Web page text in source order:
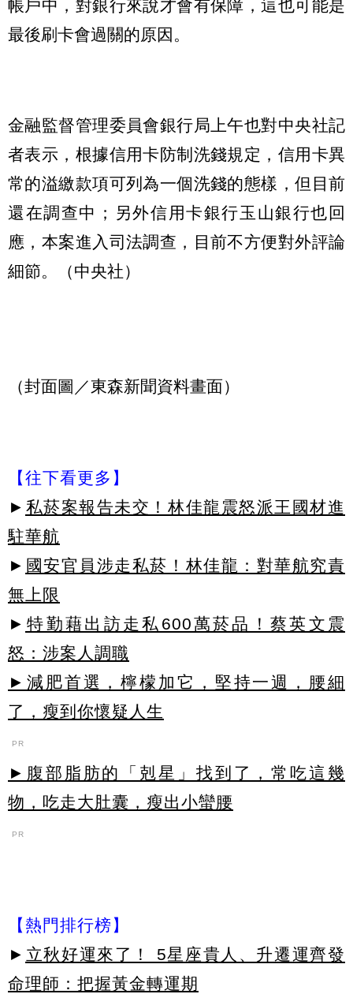
帳戶中，對銀行來說才會有保障，這也可能是
最後刷卡會過關的原因。
金融監督管理委員會銀行局上午也對中央社記
者表示，根據信用卡防制洗錢規定，信用卡異
常的溢繳款項可列為一個洗錢的態樣，但目前
還在調查中；另外信用卡銀行玉山銀行也回
應，本案進入司法調查，目前不方便對外評論
細節。（中央社）
（封面圖／東森新聞資料畫面）
【往下看更多】
► 私菸案報告未交！林佳龍震怒派王國材進
駐華航
► 國安官員涉走私菸！林佳龍：對華航究責
無上限
► 特勤藉出訪走私600萬菸品！蔡英文震
怒：涉案人調職
►減肥首選，檸檬加它，堅持一週，腰細
了，瘦到你懷疑人生
PR
►腹部脂肪的「剋星」找到了，常吃這幾
物，吃走大肚囊，瘦出小蠻腰
PR
【熱門排行榜】
► 立秋好運來了！ 5星座貴人、升遷運齊發
命理師：把握黃金轉運期